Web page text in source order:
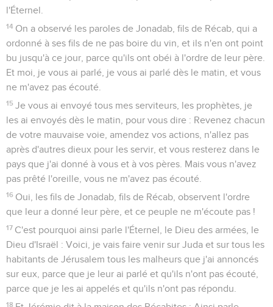
l'Éternel.
14 On a observé les paroles de Jonadab, fils de Récab, qui a
ordonné à ses fils de ne pas boire du vin, et ils n'en ont point
bu jusqu'à ce jour, parce qu'ils ont obéi à l'ordre de leur père.
Et moi, je vous ai parlé, je vous ai parlé dès le matin, et vous
ne m'avez pas écouté.
15 Je vous ai envoyé tous mes serviteurs, les prophètes, je
les ai envoyés dès le matin, pour vous dire : Revenez chacun
de votre mauvaise voie, amendez vos actions, n'allez pas
après d'autres dieux pour les servir, et vous resterez dans le
pays que j'ai donné à vous et à vos pères. Mais vous n'avez
pas prêté l'oreille, vous ne m'avez pas écouté.
16 Oui, les fils de Jonadab, fils de Récab, observent l'ordre
que leur a donné leur père, et ce peuple ne m'écoute pas !
17 C'est pourquoi ainsi parle l'Éternel, le Dieu des armées, le
Dieu d'Israël : Voici, je vais faire venir sur Juda et sur tous les
habitants de Jérusalem tous les malheurs que j'ai annoncés
sur eux, parce que je leur ai parlé et qu'ils n'ont pas écouté,
parce que je les ai appelés et qu'ils n'ont pas répondu.
18